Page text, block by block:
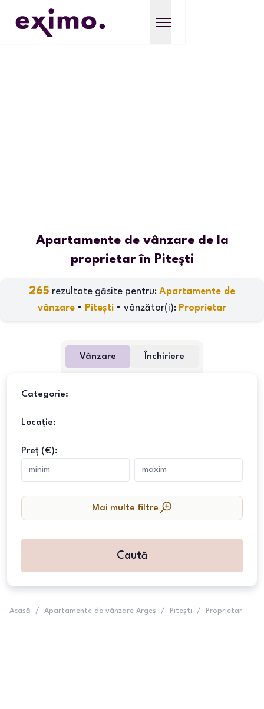
Apartamente de vânzare de la
proprietar în Pitești
265 rezultate găsite pentru: Apartamente de
vânzare • Pitești • vânzător(i): Proprietar
Vânzare Închiriere
Categorie:
Locație:
Preț (€):
Mai multe filtre
Caută
Acasă / Apartamente de vânzare Argeș / Pitești / Proprietar